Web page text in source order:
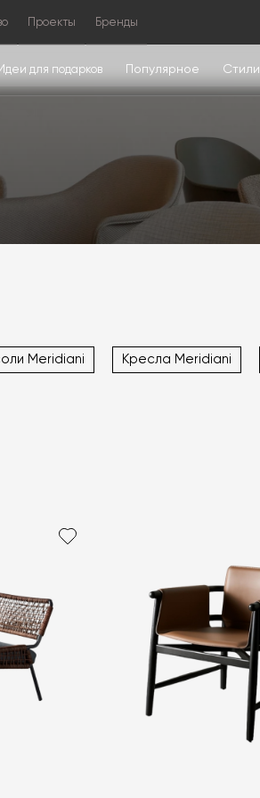
Проекты Бренды
Идеи для подарков Популярное Стили
Meridiani Кресла Meridiani